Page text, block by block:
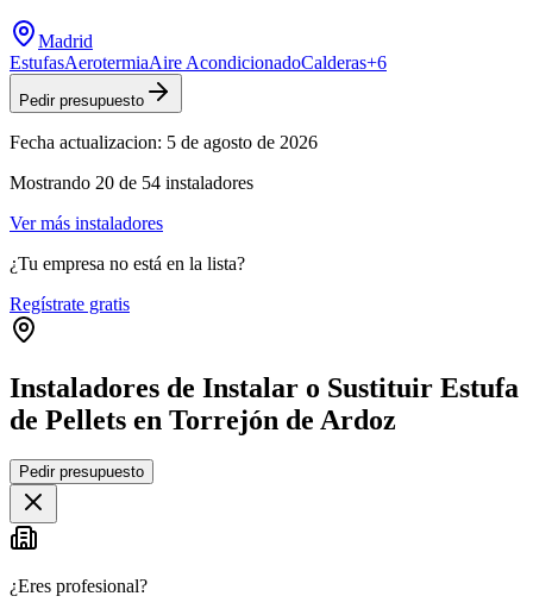
Madrid
EstufasAerotermiaAire AcondicionadoCalderas+6
Pedir presupuesto
Fecha actualizacion: 5 de agosto de 2026
Mostrando 20 de 54 instaladores
Ver más instaladores
¿Tu empresa no está en la lista?
Regístrate gratis
Instaladores de Instalar o Sustituir Estufa
de Pellets en Torrejón de Ardoz
+
−
Pedir presupuesto
¿Eres profesional?